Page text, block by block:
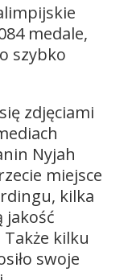
medale,
szybko
zdjęciami
Nyjah
miejsce
kilka
jakość
kilku
swoje